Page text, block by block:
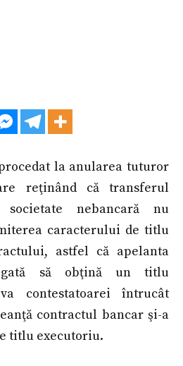
la anularea tuturor
reţinând că transferul
nebancară nu
caracterului de titlu
astfel că apelanta
să obţină un titlu
contestatoarei întrucât
contractul bancar şi-a
titlu executoriu.